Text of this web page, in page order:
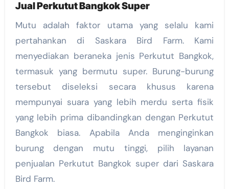
Jual Perkutut Bangkok Super
Mutu adalah faktor utama yang selalu kami
pertahankan di Saskara Bird Farm. Kami
menyediakan beraneka jenis Perkutut Bangkok,
termasuk yang bermutu super. Burung-burung
tersebut diseleksi secara khusus karena
mempunyai suara yang lebih merdu serta fisik
yang lebih prima dibandingkan dengan Perkutut
Bangkok biasa. Apabila Anda menginginkan
burung dengan mutu tinggi, pilih layanan
penjualan Perkutut Bangkok super dari Saskara
Bird Farm.